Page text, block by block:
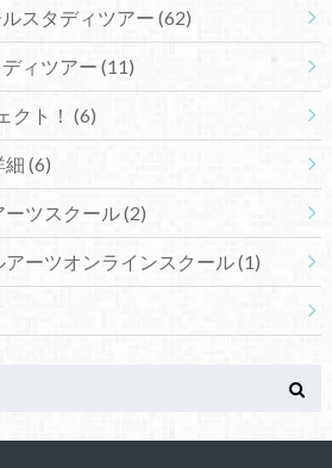
スタディツアー (62)
ィツアー (11)
クト！ (6)
細 (6)
ーツスクール(2)
ーツオンラインスクール(1)